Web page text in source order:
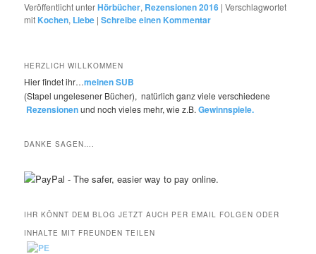
Veröffentlicht unterHörbücher, Rezensionen 2016 |Verschlagwortet
mit Kochen, Liebe |Schreibe einen Kommentar
HERZLICH WILLKOMMEN
Hier findet ihr…meinen SUB
(Stapel ungelesener Bücher), natürlich ganz viele verschiedene
Rezensionenund noch vieles mehr, wie z.B.Gewinnspiele.
DANKE SAGEN….
IHR KÖNNT DEM BLOG JETZT AUCH PER EMAIL FOLGEN ODER
INHALTE MIT FREUNDEN TEILEN